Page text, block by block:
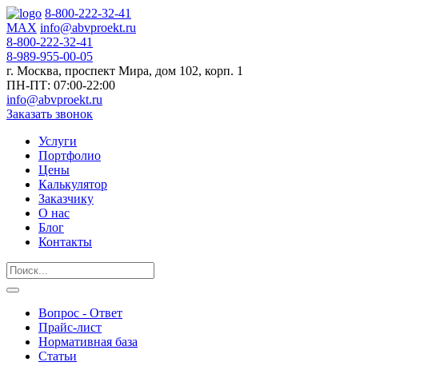
8-800-222-32-41
MAX info@abvproekt.ru
8-800-222-32-41
8-989-955-00-05
г. Москва, проспект Мира, дом 102, корп. 1
ПН-ПТ: 07:00-22:00
info@abvproekt.ru
Заказать звонок
Услуги
Портфолио
Цены
Калькулятор
Заказчику
О нас
Блог
Контакты
Вопрос - Ответ
Прайс-лист
Нормативная база
Статьи